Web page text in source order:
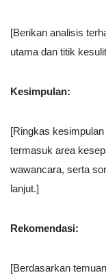
[Berikan analisis
utama dan titik
Kesimpulan:
[Ringkas
termasuk area
wawancara, serta
lanjut.]
Rekomendasi:
[Berdasarkan